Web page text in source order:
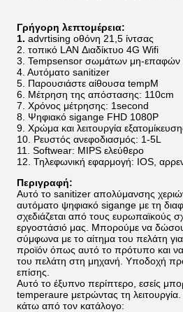
Γρήγορη λεπτομέρεια:
1. advrtising οθόνη 21,5 ίντσας
2. τοπικό LAN Διαδίκτυο 4G Wifi
3. Tempsensor σωμάτων μη-επαφών
4. Αυτόματο sanitizer
5. Παρουσιάστε αίθουσα tempM
6. Μέτρηση της απόστασης: 110cm
7. Χρόνος μέτρησης: 1second
8. Ψηφιακό sigange FHD 1080P
9. Χρώμα και λειτουργία
10. Ρευστός ανεφοδιασμός: 1-5L
11. Softwear: MIPS ελεύθερο
12. Τηλεφωνική εφαρμογή: IOS,
Περιγραφή:
Αυτό το sanitizer απολύμανσης
αυτόματο ψηφιακό sigange με τη
σχεδιάζεται από τους ευρωπαϊκούς
εργοστάσιό μας. Μπορούμε να
σύμφωνα με το αίτημα του πελάτη
προϊόν όπως αυτό το πρότυπο και
του πελάτη στη μηχανή. Υποδοχή
επίσης.
Αυτό το έξυπνο περίπτερο, εσείς
temperaure μετρώντας τη λειτουργία.
κάτω από τον κατάλογο: